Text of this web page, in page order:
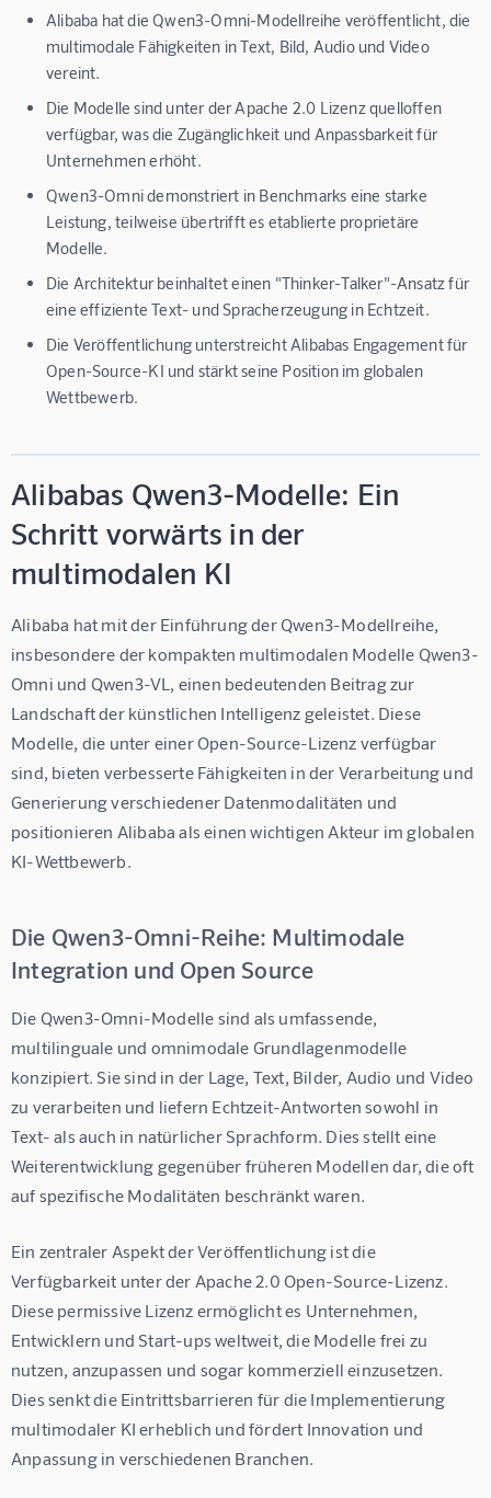
Alibaba hat die Qwen3-Omni-Modellreihe veröffentlicht, die
multimodale Fähigkeiten in Text, Bild, Audio und Video
vereint.
Die Modelle sind unter der Apache 2.0 Lizenz quelloffen
verfügbar, was die Zugänglichkeit und Anpassbarkeit für
Unternehmen erhöht.
Qwen3-Omni demonstriert in Benchmarks eine starke
Leistung, teilweise übertrifft es etablierte proprietäre
Modelle.
Die Architektur beinhaltet einen "Thinker-Talker"-Ansatz für
eine effiziente Text- und Spracherzeugung in Echtzeit.
Die Veröffentlichung unterstreicht Alibabas Engagement für
Open-Source-KI und stärkt seine Position im globalen
Wettbewerb.
Alibabas Qwen3-Modelle: Ein
Schritt vorwärts in der
multimodalen KI
Alibaba hat mit der Einführung der Qwen3-Modellreihe,
insbesondere der kompakten multimodalen Modelle Qwen3-
Omni und Qwen3-VL, einen bedeutenden Beitrag zur
Landschaft der künstlichen Intelligenz geleistet. Diese
Modelle, die unter einer Open-Source-Lizenz verfügbar
sind, bieten verbesserte Fähigkeiten in der Verarbeitung und
Generierung verschiedener Datenmodalitäten und
positionieren Alibaba als einen wichtigen Akteur im globalen
KI-Wettbewerb.
Die Qwen3-Omni-Reihe: Multimodale
Integration und Open Source
Die Qwen3-Omni-Modelle sind als umfassende,
multilinguale und omnimodale Grundlagenmodelle
konzipiert. Sie sind in der Lage, Text, Bilder, Audio und Video
zu verarbeiten und liefern Echtzeit-Antworten sowohl in
Text- als auch in natürlicher Sprachform. Dies stellt eine
Weiterentwicklung gegenüber früheren Modellen dar, die oft
auf spezifische Modalitäten beschränkt waren.
Ein zentraler Aspekt der Veröffentlichung ist die
Verfügbarkeit unter der Apache 2.0 Open-Source-Lizenz.
Diese permissive Lizenz ermöglicht es Unternehmen,
Entwicklern und Start-ups weltweit, die Modelle frei zu
nutzen, anzupassen und sogar kommerziell einzusetzen.
Dies senkt die Eintrittsbarrieren für die Implementierung
multimodaler KI erheblich und fördert Innovation und
Anpassung in verschiedenen Branchen.